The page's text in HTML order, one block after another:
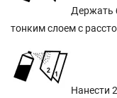
Держать
тонким слоем с
Нанести